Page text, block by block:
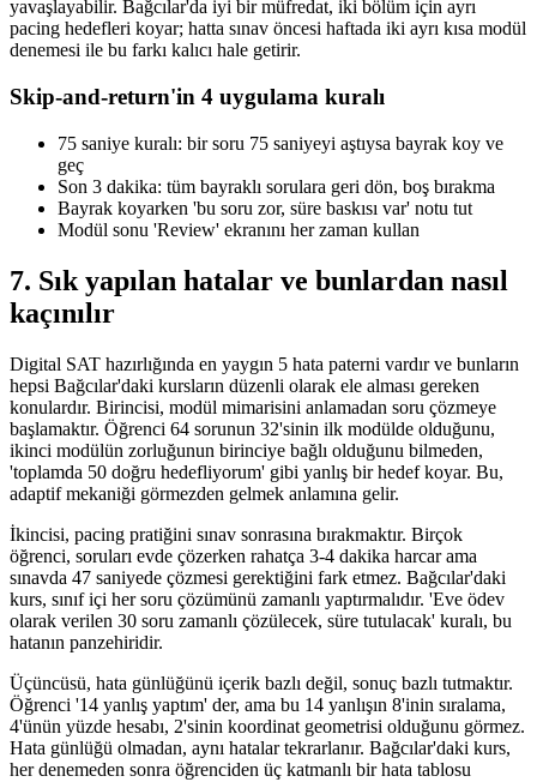
yavaşlayabilir. Bağcılar'da iyi bir müfredat, iki bölüm için ayrı
pacing hedefleri koyar; hatta sınav öncesi haftada iki ayrı kısa modül
denemesi ile bu farkı kalıcı hale getirir.
Skip-and-return'in 4 uygulama kuralı
75 saniye kuralı: bir soru 75 saniyeyi aştıysa bayrak koy ve
geç
Son 3 dakika: tüm bayraklı sorulara geri dön, boş bırakma
Bayrak koyarken 'bu soru zor, süre baskısı var' notu tut
Modül sonu 'Review' ekranını her zaman kullan
7. Sık yapılan hatalar ve bunlardan nasıl
kaçınılır
Digital SAT hazırlığında en yaygın 5 hata paterni vardır ve bunların
hepsi Bağcılar'daki kursların düzenli olarak ele alması gereken
konulardır. Birincisi, modül mimarisini anlamadan soru çözmeye
başlamaktır. Öğrenci 64 sorunun 32'sinin ilk modülde olduğunu,
ikinci modülün zorluğunun birinciye bağlı olduğunu bilmeden,
'toplamda 50 doğru hedefliyorum' gibi yanlış bir hedef koyar. Bu,
adaptif mekaniği görmezden gelmek anlamına gelir.
İkincisi, pacing pratiğini sınav sonrasına bırakmaktır. Birçok
öğrenci, soruları evde çözerken rahatça 3-4 dakika harcar ama
sınavda 47 saniyede çözmesi gerektiğini fark etmez. Bağcılar'daki
kurs, sınıf içi her soru çözümünü zamanlı yaptırmalıdır. 'Eve ödev
olarak verilen 30 soru zamanlı çözülecek, süre tutulacak' kuralı, bu
hatanın panzehiridir.
Üçüncüsü, hata günlüğünü içerik bazlı değil, sonuç bazlı tutmaktır.
Öğrenci '14 yanlış yaptım' der, ama bu 14 yanlışın 8'inin sıralama,
4'ünün yüzde hesabı, 2'sinin koordinat geometrisi olduğunu görmez.
Hata günlüğü olmadan, aynı hatalar tekrarlanır. Bağcılar'daki kurs,
her denemeden sonra öğrenciden üç katmanlı bir hata tablosu